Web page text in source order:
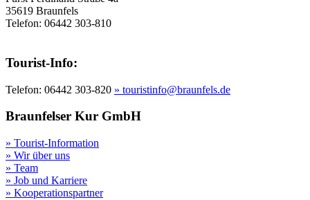
35619 Braunfels
Telefon: 06442 303-810
Tourist-Info:
Telefon: 06442 303-820 » touristinfo@braunfels.de
Braunfelser Kur GmbH
» Tourist-Information
» Wir über uns
» Team
» Job und Karriere
» Kooperationspartner